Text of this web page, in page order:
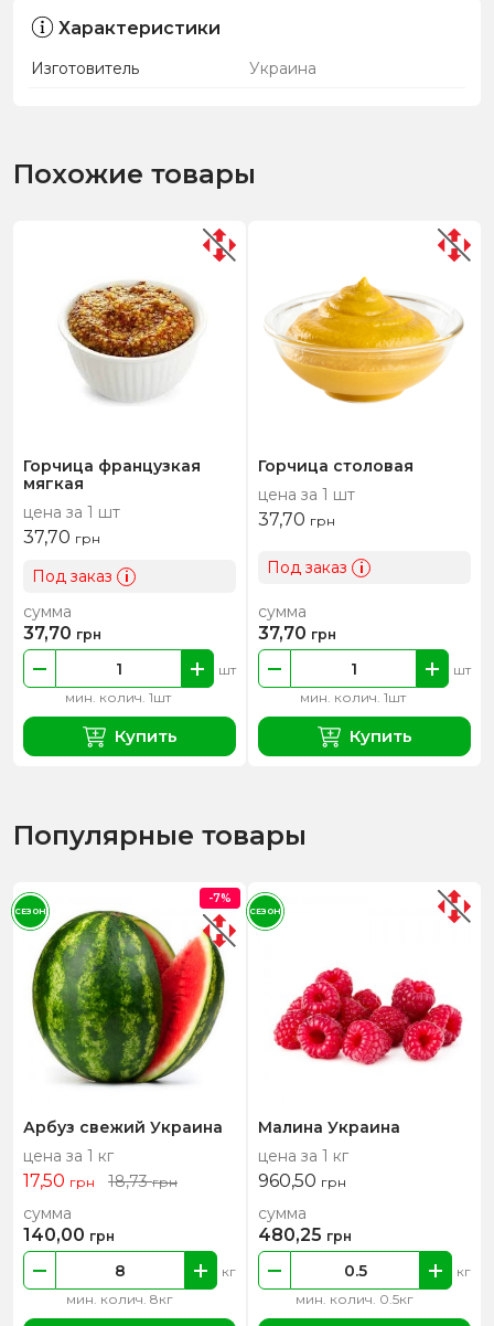
Характеристики
Изготовитель Украина
Похожие товары
Горчица французкая
мягкая
цена за 1 шт
37,70 грн
Под заказ i
мин. колич. 1шт
шт
сумма
37,70 грн
Купить
Горчица столовая
цена за 1 шт
37,70 грн
Под заказ i
мин. колич. 1шт
шт
сумма
37,70 грн
Купить
Популярные товары
Арбуз свежий Украина
цена за 1 кг
17,50 грн 18,73грн
мин. колич. 8кг
кг
сумма
140,00 грн
-7%
СЕЗОН
Малина Украина
цена за 1 кг
960,50 грн
мин. колич. 0.5кг
кг
сумма
480,25 грн
СЕЗОН